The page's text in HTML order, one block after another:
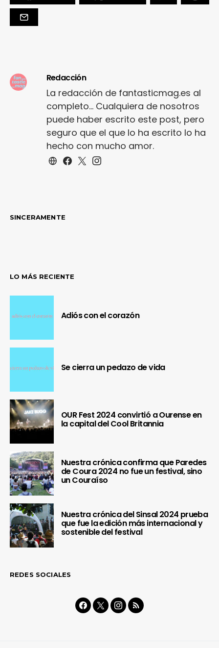
Redacción
La redacción de fantasticmag.es al
completo... Cualquiera de nosotros
puede haber escrito este post, pero
seguro que el que lo ha escrito lo ha
hecho con mucho amor.
SINCERAMENTE
LO MÁS RECIENTE
Adiós con el corazón
Se cierra un pedazo de vida
OUR Fest 2024 convirtió a Ourense en
la capital del Cool Britannia
Nuestra crónica confirma que Paredes
de Coura 2024 no fue un festival, sino
un Couraíso
Nuestra crónica del Sinsal 2024 prueba
que fue la edición más internacional y
sostenible del festival
REDES SOCIALES